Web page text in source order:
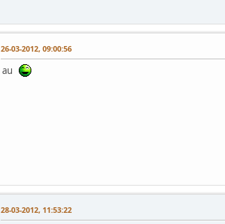
26-03-2012, 09:00:56
au
28-03-2012, 11:53:22